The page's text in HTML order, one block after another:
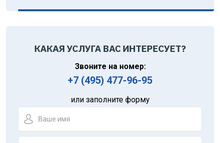
КАКАЯ УСЛУГА ВАС ИНТЕРЕСУЕТ?
Звоните на номер:
+7 (495) 477-96-95
или заполните форму